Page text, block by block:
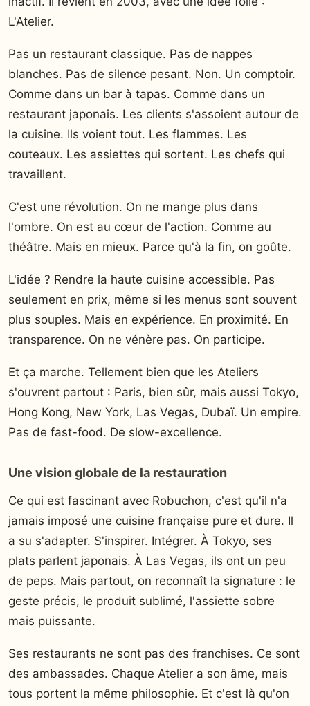
L'Atelier.
Pas un restaurant classique. Pas de nappes
blanches. Pas de silence pesant. Non. Un comptoir.
Comme dans un bar à tapas. Comme dans un
restaurant japonais. Les clients s'assoient autour de
la cuisine. Ils voient tout. Les flammes. Les
couteaux. Les assiettes qui sortent. Les chefs qui
travaillent.
C'est une révolution. On ne mange plus dans
l'ombre. On est au cœur de l'action. Comme au
théâtre. Mais en mieux. Parce qu'à la fin, on goûte.
L'idée ? Rendre la haute cuisine accessible. Pas
seulement en prix, même si les menus sont souvent
plus souples. Mais en expérience. En proximité. En
transparence. On ne vénère pas. On participe.
Et ça marche. Tellement bien que les Ateliers
s'ouvrent partout : Paris, bien sûr, mais aussi Tokyo,
Hong Kong, New York, Las Vegas, Dubaï. Un empire.
Pas de fast-food. De slow-excellence.
Une vision globale de la restauration
Ce qui est fascinant avec Robuchon, c'est qu'il n'a
jamais imposé une cuisine française pure et dure. Il
a su s'adapter. S'inspirer. Intégrer. À Tokyo, ses
plats parlent japonais. À Las Vegas, ils ont un peu
de peps. Mais partout, on reconnaît la signature : le
geste précis, le produit sublimé, l'assiette sobre
mais puissante.
Ses restaurants ne sont pas des franchises. Ce sont
des ambassades. Chaque Atelier a son âme, mais
tous portent la même philosophie. Et c'est là qu'on